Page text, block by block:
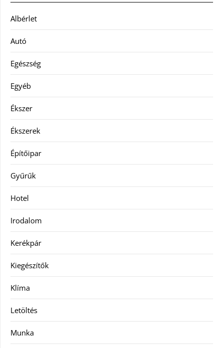
Albérlet
Autó
Egészség
Egyéb
Ékszer
Ékszerek
Építőipar
Gyűrűk
Hotel
Irodalom
Kerékpár
Kiegészítők
Klíma
Letöltés
Munka